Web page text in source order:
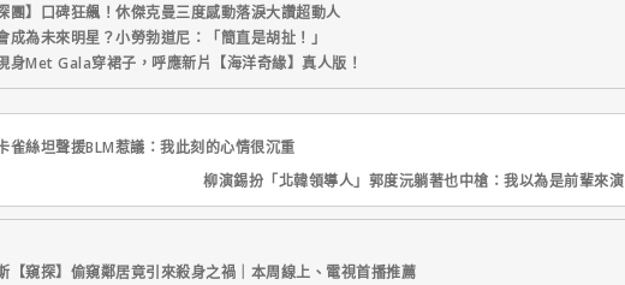
團】口碑狂飆！休傑克曼三度感動落淚大讚超動人
成為未來明星？小勞勃道尼：「簡直是胡扯！」
身Met Gala穿裙子，呼應新片【海洋奇緣】真人版！
雀絲坦聲援BLM惹議：我此刻的心情很沉重
柳演錫扮「北韓領導人」郭度沅躺著也中槍：我以為是前輩來演
【窺探】偷窺鄰居竟引來殺身之禍｜本周線上、電視首播推薦